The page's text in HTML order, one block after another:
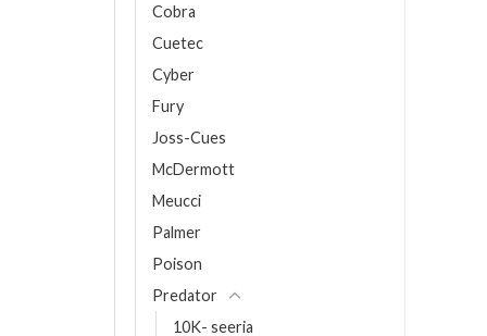
Cobra
Cuetec
Cyber
Fury
Joss-Cues
McDermott
Meucci
Palmer
Poison
Predator
10K- seeria